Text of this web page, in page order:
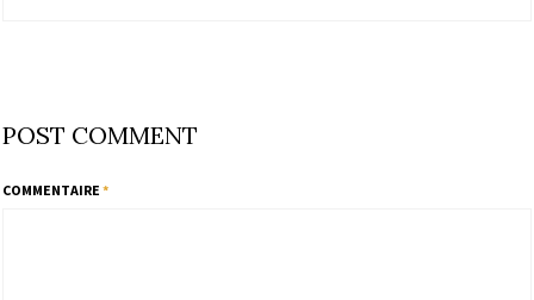
POST COMMENT
COMMENTAIRE *